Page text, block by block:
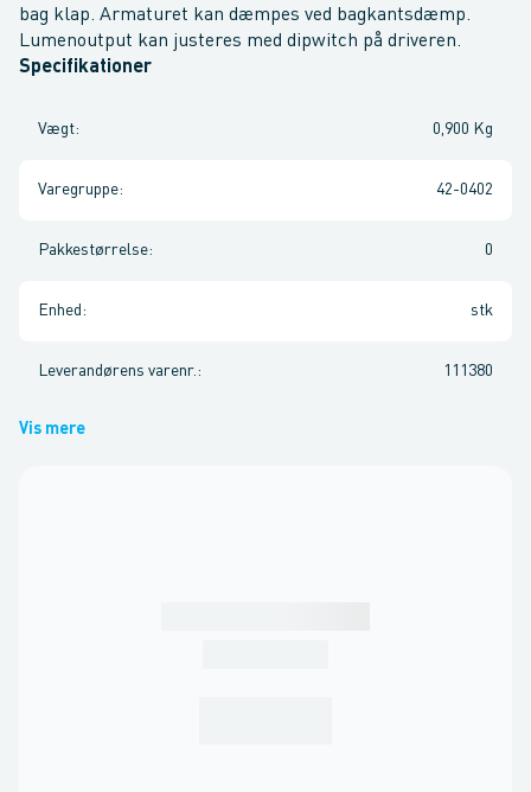
bag klap. Armaturet kan dæmpes ved bagkantsdæmp.
Lumenoutput kan justeres med dipwitch på driveren.
Specifikationer
Vægt: 0,900 Kg
Varegruppe: 42-0402
Pakkestørrelse: 0
Enhed : stk
Leverandørens varenr. : 111380
Vis mere